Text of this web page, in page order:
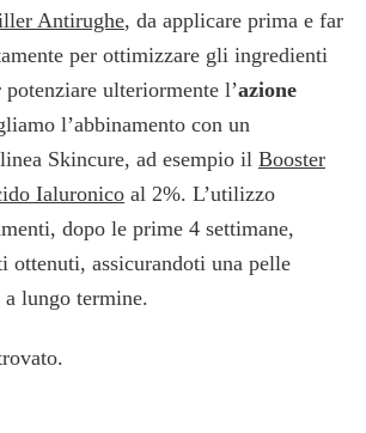
Antirughe, da applicare prima e far
per ottimizzare gli ingredienti
ulteriormente l’azione
l’abbinamento con un
Skincure, ad esempio il Booster
Ialuronico al 2%. L’utilizzo
dopo le prime 4 settimane,
ottenuti, assicurandoti una pelle
a lungo termine.